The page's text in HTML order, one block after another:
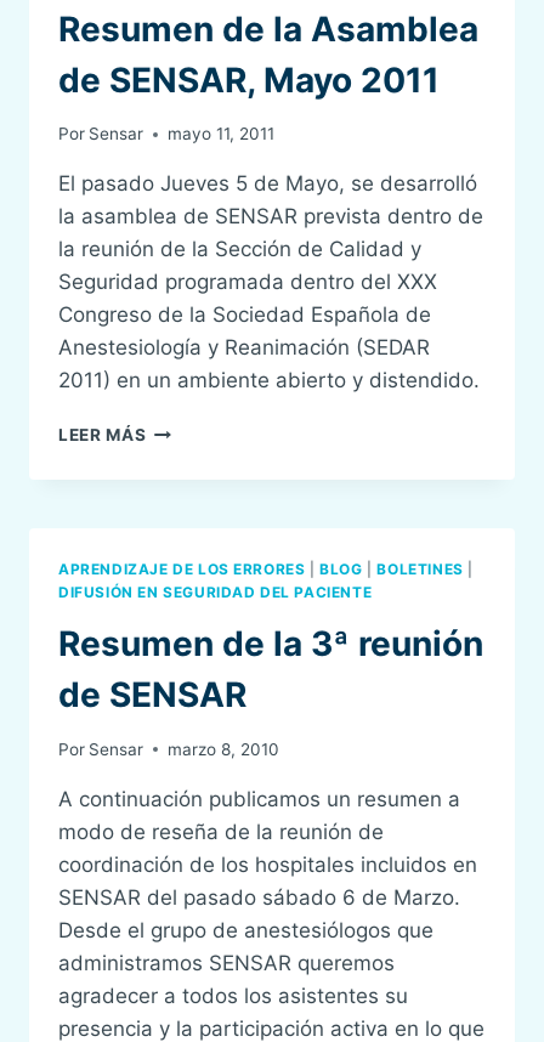
Resumen de la Asamblea
de SENSAR, Mayo 2011
Por Sensar mayo 11, 2011
El pasado Jueves 5 de Mayo, se desarrolló
la asamblea de SENSAR prevista dentro de
la reunión de la Sección de Calidad y
Seguridad programada dentro del XXX
Congreso de la Sociedad Española de
Anestesiología y Reanimación (SEDAR
2011) en un ambiente abierto y distendido.
LEER MÁS RESUMEN
LA
MAYO
APRENDIZAJE DE LOS ERRORES |BLOG |BOLETINES
DIFUSIÓN EN SEGURIDAD DEL PACIENTE
Resumen de la 3ª reunión
de SENSAR
Por Sensar marzo 8, 2010
A continuación publicamos un resumen a
modo de reseña de la reunión de
coordinación de los hospitales incluidos en
SENSAR del pasado sábado 6 de Marzo.
Desde el grupo de anestesiólogos que
administramos SENSAR queremos
agradecer a todos los asistentes su
presencia y la participación activa en lo que